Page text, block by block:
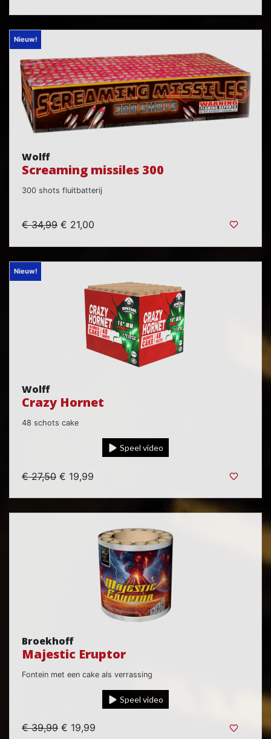
Nieuw!
Wolff
Screaming missiles 300
300 shots fluitbatterij
€ 34,99 € 21,00
Nieuw!
Wolff
Crazy Hornet
48 schots cake
Speel video
€ 27,50 € 19,99
Broekhoff
Majestic Eruptor
Fontein met een cake als verrassing
Speel video
€ 39,99 € 19,99